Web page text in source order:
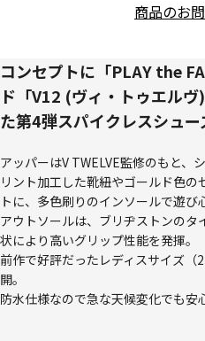
商品のお
コンセプトに「PLAY the
ド「V12 (ヴィ・トゥエル
た第4弾スパイクレスシュー
アッパーはV TWELVE監修のもと、
リント加工した靴紐やゴールド色
トに、多色刷りのインソールで遊び
アウトソールは、ブリヂストンの
状により高いグリップ性能を発揮。
前作で好評だったレディスサイズ（
開。
防水仕様なので急な天候変化でも安